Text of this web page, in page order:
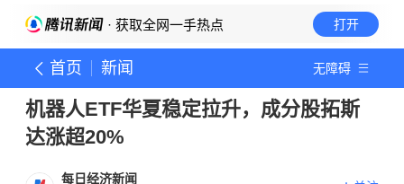
· 获取全网一手热点 打开
首页 新闻 无障碍
机器人ETF华夏稳定拉升，成分股拓斯
达涨超20%
每日经济新闻